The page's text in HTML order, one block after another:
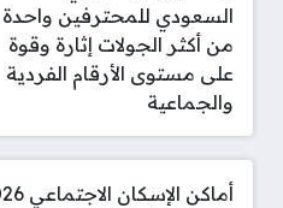
السعودي للمحترفين واحدة
من أكثر الجولات إثارة وقوة
على مستوى الأرقام الفردية
والجماعية